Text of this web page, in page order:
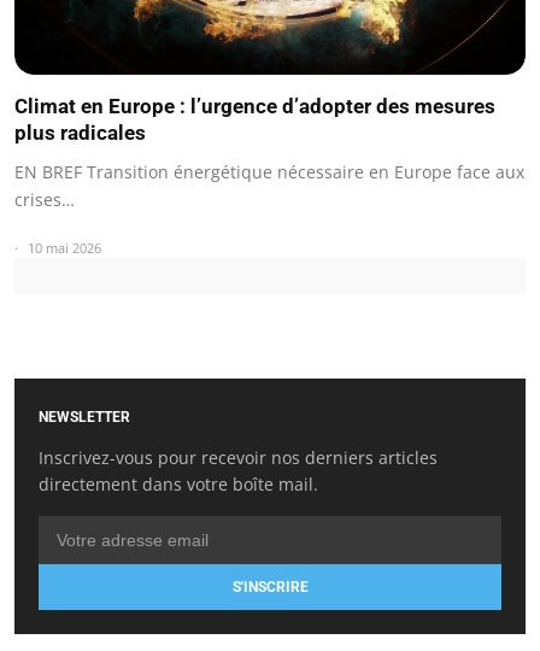
Climat en Europe : l’urgence d’adopter des mesures
plus radicales
EN BREF Transition énergétique nécessaire en Europe face aux
crises…
10 mai 2026
NEWSLETTER
Inscrivez-vous pour recevoir nos derniers articles
directement dans votre boîte mail.
S'INSCRIRE